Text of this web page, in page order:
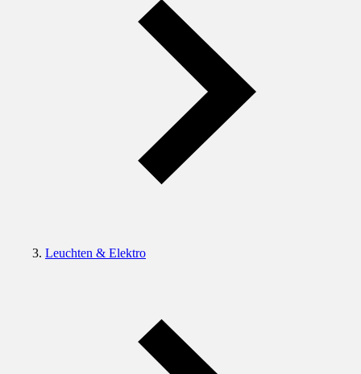
Leuchten & Elektro